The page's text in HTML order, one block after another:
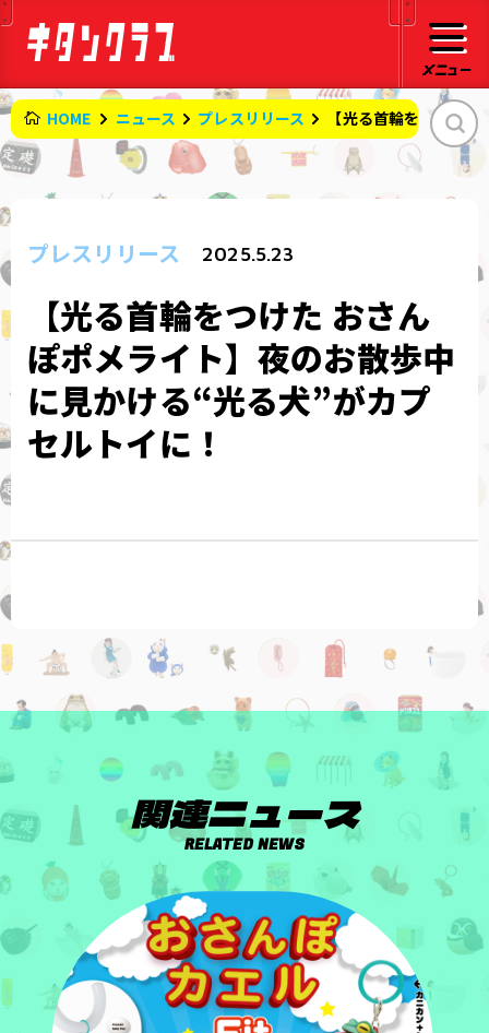
HOME ニュース プレスリリース 【光る首輪をつけた
プレスリリース 2025.5.23
【光る首輪をつけた おさん
ぽポメライト】夜のお散歩中
に見かける“光る犬”がカプ
セルトイに！
関連ニュース
RELATED NEWS